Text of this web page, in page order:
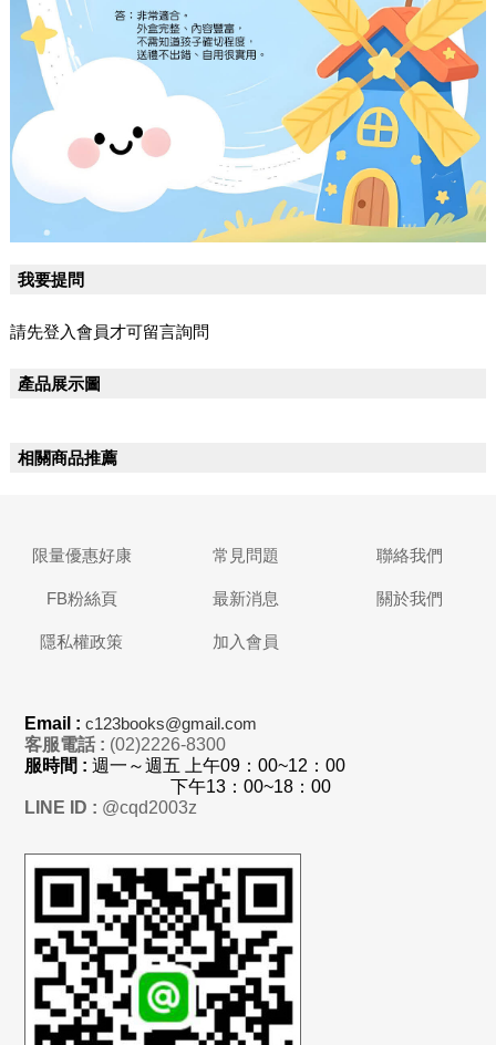
我要提問
請先登入會員才可留言詢問
產品展示圖
相關商品推薦
限量優惠好康 常見問題 聯絡我們
FB粉絲頁 最新消息 關於我們
隱私權政策 加入會員
Email :c123books@gmail.com
客服電話 : (02)2226-8300
服時間 :週一～週五 上午09：00~12：00
下午13：00~18：00
LINE ID : @cqd2003z